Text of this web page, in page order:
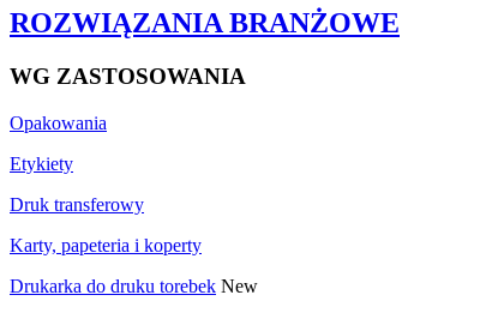
ROZWIĄZANIA BRANŻOWE
WG ZASTOSOWANIA
Opakowania
Etykiety
Druk transferowy
Karty, papeteria i koperty
Drukarka do druku torebek New